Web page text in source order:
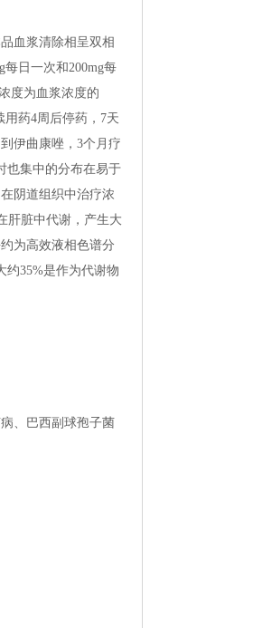
血浆清除相呈双相
日一次和200mg每
度为血浆浓度的
药4周后停药，7天
伊曲康唑，3个月疗
也集中的分布在易于
阴道组织中治疗浓
肝脏中代谢，产生大
为高效液相色谱分
约35%是作为代谢物
、巴西副球孢子菌